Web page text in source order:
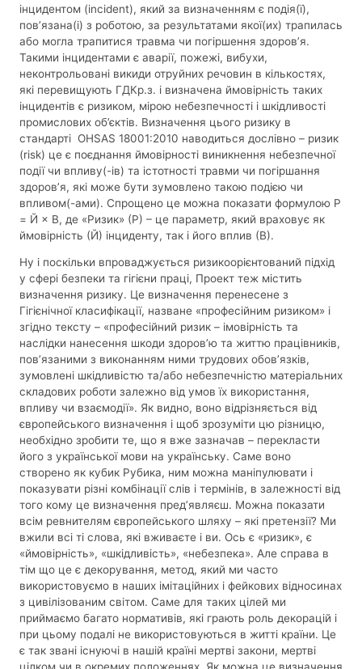
інцидентом (incident), який за визначенням є подія(ї),
пов’язана(і) з роботою, за результатами якої(их) трапилась
або могла трапитися травма чи погіршення здоров’я.
Такими інцидентами є аварії, пожежі, вибухи,
неконтрольовані викиди отруйних речовин в кількостях,
які перевищують ГДКр.з. і визначена ймовірність таких
інцидентів є ризиком, мірою небезпечності і шкідливості
промислових об’єктів. Визначення цього ризику в
стандарті OHSAS 18001:2010 наводиться дослівно – ризик
(risk) це є поєднання ймовірності виникнення небезпечної
події чи впливу(-ів) та істотності травми чи погіршання
здоров’я, які може бути зумовлено такою подією чи
впливом(-ами). Спрощено це можна показати формулою Р
= Й × В, де «Ризик» (Р) – це параметр, який враховує як
ймовірність (Й) інциденту, так і його вплив (В).
Ну і поскільки впроваджується ризикоорієнтований підхід
у сфері безпеки та гігієни праці, Проект теж містить
визначення ризику. Це визначення перенесене з
Гігієнічної класифікації, назване «професійним ризиком» і
згідно тексту – «професійний ризик – імовірність та
наслідки нанесення шкоди здоров’ю та життю працівників,
пов’язаними з виконанням ними трудових обов’язків,
зумовлені шкідливістю та/або небезпечністю матеріальних
складових роботи залежно від умов їх використання,
впливу чи взаємодії». Як видно, воно відрізняється від
європейського визначення і щоб зрозуміти цю різницю,
необхідно зробити те, що я вже зазначав – перекласти
його з української мови на українську. Саме воно
створено як кубик Рубика, ним можна маніпулювати і
показувати різні комбінації слів і термінів, в залежності від
того кому це визначення пред’являєш. Можна показати
всім ревнителям європейського шляху – які претензії? Ми
вжили всі ті слова, які вживаєте і ви. Ось є «ризик», є
«ймовірність», «шкідливість», «небезпека». Але справа в
тім що це є декорування, метод, який ми часто
використовуємо в наших імітаційних і фейкових відносинах
з цивілізованим світом. Саме для таких цілей ми
приймаємо багато нормативів, які грають роль декорацій і
при цьому подалі не використовуються в житті країни. Це
є так звані існуючі в нашій країні мертві закони, мертві